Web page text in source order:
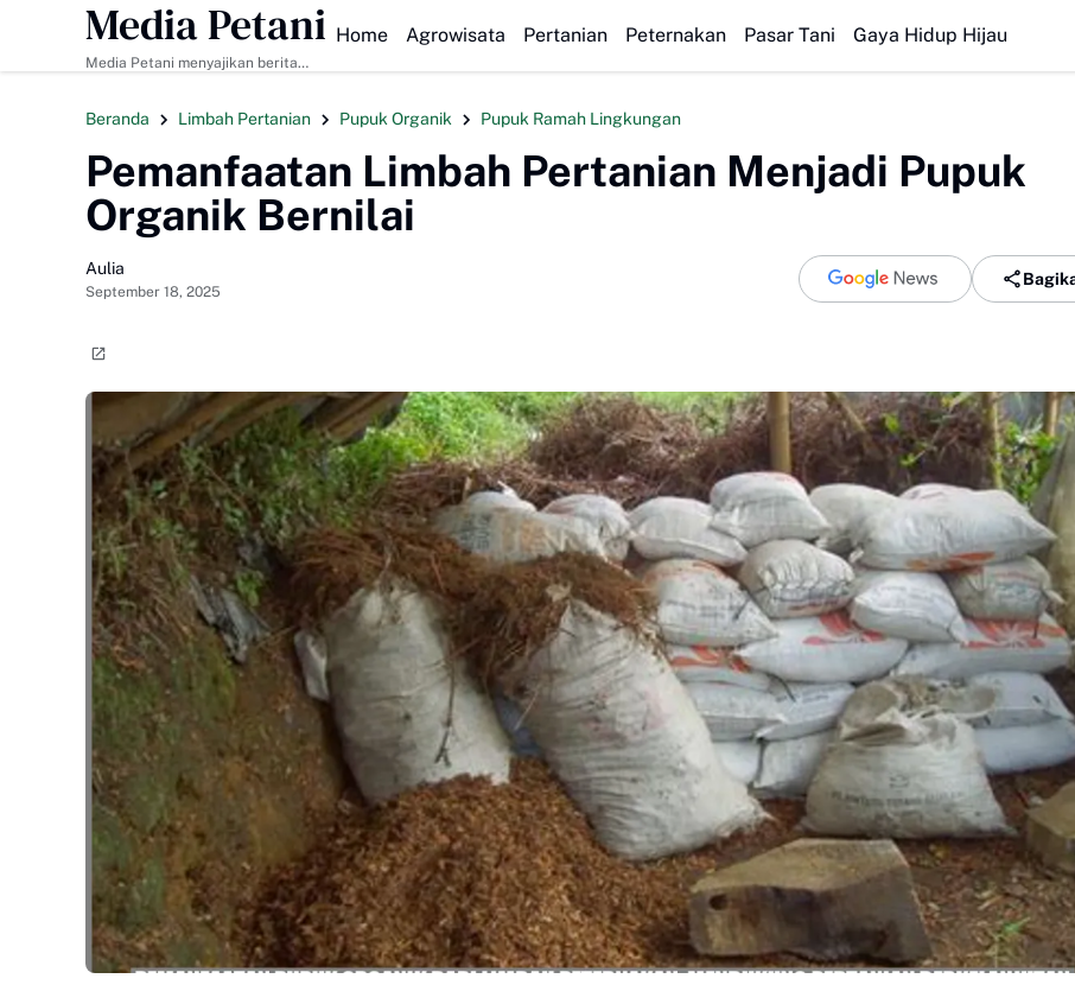
HEADLINE Diego
Media Petani
Media Petani menyajikan berita
dan teknologi pertanian modern.
Home Agrowisata Pertanian Peternakan Pasar Tani Gaya Hidup Hijau
Beranda Limbah Pertanian Pupuk Organik Pupuk Ramah Lingkungan
Pemanfaatan Limbah Pertanian Menjadi Pupuk
Organik Bernilai
Aulia
September 18, 2025